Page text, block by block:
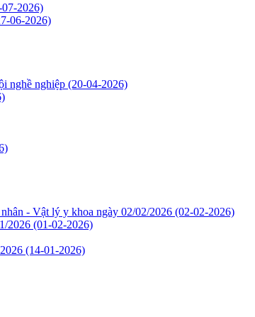
2026)
06-2026)
nghề nghiệp (20-04-2026)
- Vật lý y khoa ngày 02/02/2026 (02-02-2026)
2026 (01-02-2026)
(14-01-2026)